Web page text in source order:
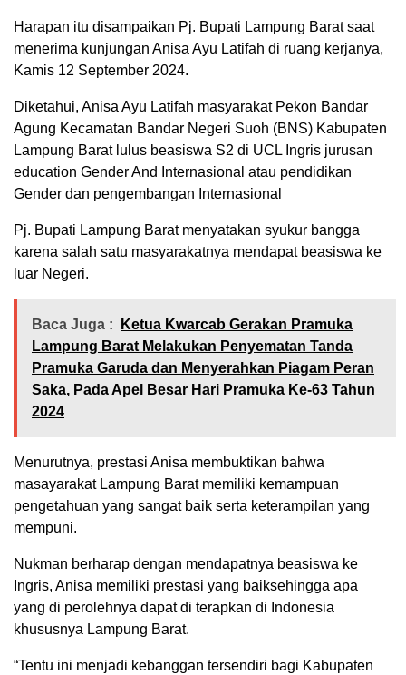
Harapan itu disampaikan Pj. Bupati Lampung Barat saat
menerima kunjungan Anisa Ayu Latifah di ruang kerjanya,
Kamis 12 September 2024.
Diketahui, Anisa Ayu Latifah masyarakat Pekon Bandar
Agung Kecamatan Bandar Negeri Suoh (BNS) Kabupaten
Lampung Barat lulus beasiswa S2 di UCL Ingris jurusan
education Gender And Internasional atau pendidikan
Gender dan pengembangan Internasional
Pj. Bupati Lampung Barat menyatakan syukur bangga
karena salah satu masyarakatnya mendapat beasiswa ke
luar Negeri.
Baca Juga :
Ketua Kwarcab Gerakan Pramuka
Lampung Barat Melakukan Penyematan Tanda
Pramuka Garuda dan Menyerahkan Piagam Peran
Saka, Pada Apel Besar Hari Pramuka Ke-63 Tahun
2024
Menurutnya, prestasi Anisa membuktikan bahwa
masayarakat Lampung Barat memiliki kemampuan
pengetahuan yang sangat baik serta keterampilan yang
mempuni.
Nukman berharap dengan mendapatnya beasiswa ke
Ingris, Anisa memiliki prestasi yang baiksehingga apa
yang di perolehnya dapat di terapkan di Indonesia
khususnya Lampung Barat.
“Tentu ini menjadi kebanggan tersendiri bagi Kabupaten